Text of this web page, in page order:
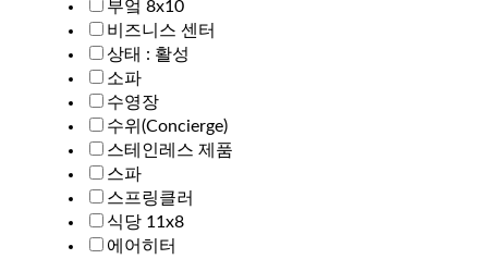
부엌 8x10
비즈니스 센터
상태 : 활성
소파
수영장
수위(Concierge)
스테인레스 제품
스파
스프링클러
식당 11x8
에어히터